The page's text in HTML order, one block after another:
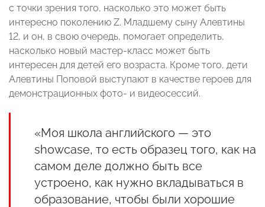
с точки зрения того, насколько это может быть
интересно поколению Z. Младшему сыну Алевтины
12, и он, в свою очередь, помогает определить,
насколько новый мастер-класс может быть
интересен для детей его возраста. Кроме того, дети
Алевтины Поповой выступают в качестве героев для
демонстрационных фото- и видеосессий.
«Моя школа английского — это
showcase, то есть образец того, как на
самом деле должно быть все
устроено, как нужно вкладываться в
образование, чтобы были хорошие